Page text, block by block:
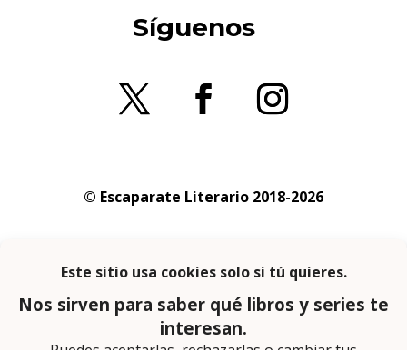
Síguenos
© Escaparate Literario 2018-2026
privacidad